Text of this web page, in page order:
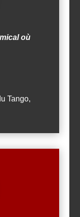
où
Tango,